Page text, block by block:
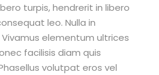
turpis, hendrerit in libero
leo. Nulla in
elementum ultrices
facilisis diam quis
volutpat eros vel